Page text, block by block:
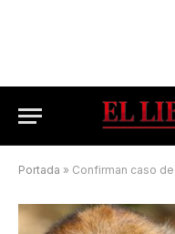
Portada » Confirman caso